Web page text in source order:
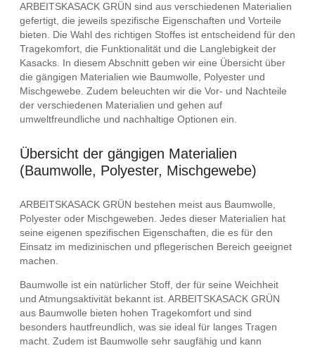
ARBEITSKASACK GRÜN sind aus verschiedenen Materialien
gefertigt, die jeweils spezifische Eigenschaften und Vorteile
bieten. Die Wahl des richtigen Stoffes ist entscheidend für den
Tragekomfort, die Funktionalität und die Langlebigkeit der
Kasacks. In diesem Abschnitt geben wir eine Übersicht über
die gängigen Materialien wie Baumwolle, Polyester und
Mischgewebe. Zudem beleuchten wir die Vor- und Nachteile
der verschiedenen Materialien und gehen auf
umweltfreundliche und nachhaltige Optionen ein.
Übersicht der gängigen Materialien
(Baumwolle, Polyester, Mischgewebe)
ARBEITSKASACK GRÜN bestehen meist aus Baumwolle,
Polyester oder Mischgeweben. Jedes dieser Materialien hat
seine eigenen spezifischen Eigenschaften, die es für den
Einsatz im medizinischen und pflegerischen Bereich geeignet
machen.
Baumwolle ist ein natürlicher Stoff, der für seine Weichheit
und Atmungsaktivität bekannt ist. ARBEITSKASACK GRÜN
aus Baumwolle bieten hohen Tragekomfort und sind
besonders hautfreundlich, was sie ideal für langes Tragen
macht. Zudem ist Baumwolle sehr saugfähig und kann